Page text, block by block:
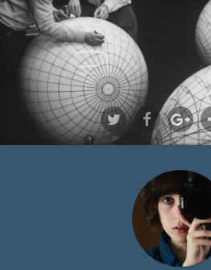
Ich bin Fyn,
23, und
wohne in
Köln